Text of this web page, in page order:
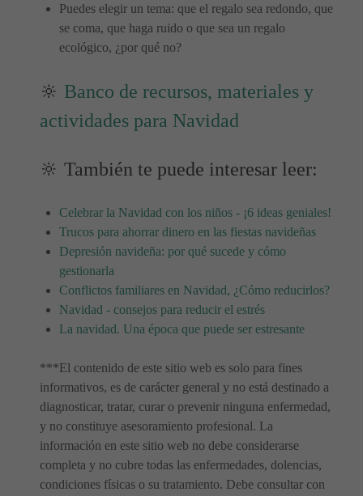
Puedes elegir un tema: que el regalo sea redondo, que
se coma, que haga ruido o que sea un regalo
ecológico, ¿por qué no?
🔆 Banco de recursos, materiales y
actividades para Navidad
🔆 También te puede interesar leer:
Celebrar la Navidad con los niños - ¡6 ideas geniales!
Trucos para ahorrar dinero en las fiestas navideñas
Depresión navideña: por qué sucede y cómo
gestionarla
Conflictos familiares en Navidad, ¿Cómo reducirlos?
Navidad - consejos para reducir el estrés
La navidad. Una época que puede ser estresante
***El contenido de este sitio web es solo para fines
informativos, es de carácter general y no está destinado a
diagnosticar, tratar, curar o prevenir ninguna enfermedad,
y no constituye asesoramiento profesional. La
información en este sitio web no debe considerarse
completa y no cubre todas las enfermedades, dolencias,
condiciones físicas o su tratamiento. Debe consultar con